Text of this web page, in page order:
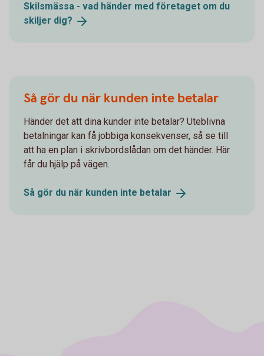
Skilsmässa - vad händer med företaget om du
skiljer dig?
Så gör du när kunden inte betalar
Händer det att dina kunder inte betalar? Uteblivna
betalningar kan få jobbiga konsekvenser, så se till
att ha en plan i skrivbordslådan om det händer. Här
får du hjälp på vägen.
Så gör du när kunden inte betalar